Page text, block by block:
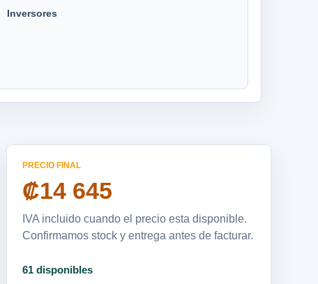
Inversores
PRECIO FINAL
₡14 645
IVA incluido cuando el precio esta disponible.
Confirmamos stock y entrega antes de facturar.
61 disponibles